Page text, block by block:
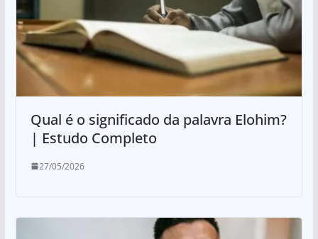
Qual é o significado da palavra Elohim?
| Estudo Completo
27/05/2026